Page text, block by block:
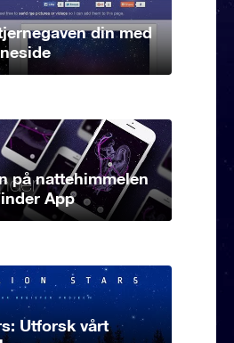
din med
på nattehimmelen
App
Utforsk vårt